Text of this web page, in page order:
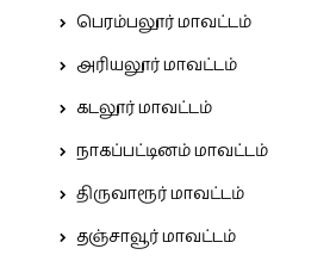
பெரம்பலூர் மாவட்டம்
அரியலூர் மாவட்டம்
கடலூர் மாவட்டம்
நாகப்பட்டினம் மாவட்டம்
திருவாரூர் மாவட்டம்
தஞ்சாவூர் மாவட்டம்